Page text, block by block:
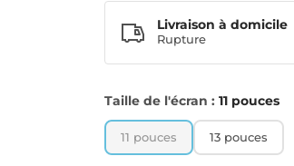
Livraison à domicile
Rupture
Taille de l'écran : 11 pouces
11 pouces 13 pouces